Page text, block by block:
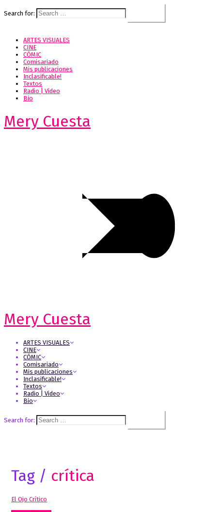
Search for:
ARTES VISUALES
CINE
CÓMIC
Comisariado
Mis publicaciones
Inclasificable!
Textos
Radio | Video
Bio
Mery Cuesta
Mery Cuesta
ARTES VISUALES
CINE
CÓMIC
Comisariado
Mis publicaciones
Inclasificable!
Textos
Radio | Video
Bio
Search for:
Tag / crítica
El Ojo Crítico